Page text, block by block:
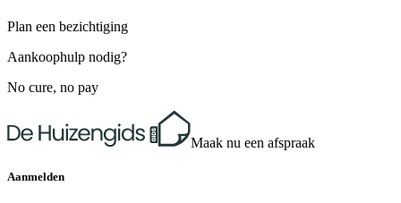
Plan een bezichtiging
Aankoophulp nodig?
No cure, no pay
Maak nu een afspraak
Aanmelden